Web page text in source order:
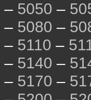
– 5050 –
– 5080 –
– 5110 –
– 5140 –
– 5170 –